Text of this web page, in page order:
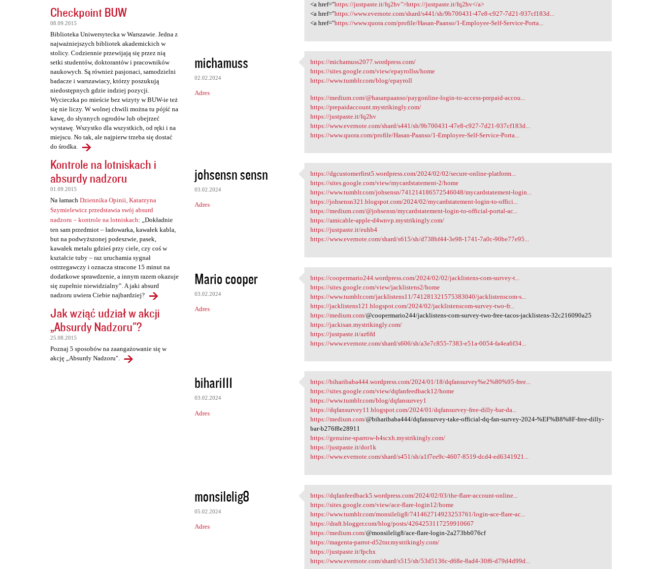
Checkpoint BUW
08.09.2015
Biblioteka Uniwersytecka w Warszawie. Jedna z
najważniejszych bibliotek akademickich w
stolicy. Codziennie przewijają się przez nią
setki studentów, doktorantów i pracowników
naukowych. Są również pasjonaci, samodzielni
badacze i warszawiacy, którzy poszukują
niedostępnych gdzie indziej pozycji.
Wycieczka po mieście bez wizyty w BUW-ie też
się nie liczy. W wolnej chwili można tu pójść na
kawę, do słynnych ogrodów lub obejrzeć
wystawę. Wszystko dla wszystkich, od ręki i na
miejscu. No tak, ale najpierw trzeba się dostać
do środka.
Kontrole na lotniskach i
absurdy nadzoru
01.09.2015
Na łamach Dziennika Opinii, Katarzyna
Szymielewicz przedstawia swój absurd
nadzoru – kontrole na lotniskach: „Dokładnie
ten sam przedmiot – ładowarka, kawałek kabla,
but na podwyższonej podeszwie, pasek,
kawałek metalu gdzieś przy ciele, czy coś w
kształcie tuby – raz uruchamia sygnał
ostrzegawczy i oznacza stracone 15 minut na
dodatkowe sprawdzenie, a innym razem okazuje
się zupełnie niewidzialny”. A jaki absurd
nadzoru uwiera Ciebie najbardziej?
Jak wziąć udział w akcji
„Absurdy Nadzoru"?
25.08.2015
Poznaj 5 sposobów na zaangażowanie się w
akcję „Absurdy Nadzoru".
e
<a href="https://justpaste.it/fq2hv">https://justpaste.it/fq2hv</a>
<a href="https://www.evernote.com/shard/s441/sh/9b700431-47e8-c927-7d21-937cf183d...
<a href="https://www.quora.com/profile/Hasan-Paanso/1-Employee-Self-Service-Porta...
michamuss
02.02.2024
Adres
https://michamuss2077
https://michamuss2077.wordpress.com/
https://sites.google.com/view/epayrollss/home
https://www.tumblr.com/blog/epayroll
https://medium.com/@hasanpaanso/paygonline-login-to-access-prepaid-accou...
https://prepaidaccount.mystrikingly.com/
https://justpaste.it/fq2hv
https://www.evernote.com/shard/s441/sh/9b700431-47e8-c927-7d21-937cf183d...
https://www.quora.com/profile/Hasan-Paanso/1-Employee-Self-Service-Porta...
johsensn sensn
03.02.2024
Adres
https://dgcustomerfirst5
https://dgcustomerfirst5.wordpress.com/2024/02/02/secure-online-platform...
https://sites.google.com/view/mycardstatement-2/home
https://www.tumblr.com/johsensn/741214186572546048/mycardstatement-login...
https://johsensn321.blogspot.com/2024/02/mycardstatement-login-to-offici...
https://medium.com/@johsensn/mycardstatement-login-to-official-portal-ac...
https://amicable-apple-d4wnvp.mystrikingly.com/
https://justpaste.it/euhb4
https://www.evernote.com/shard/s615/sh/d738bf44-3e98-1741-7a0c-90be77e95...
Mario cooper
03.02.2024
Adres
https://coopermario244
https://coopermario244.wordpress.com/2024/02/02/jacklistens-com-survey-t...
https://sites.google.com/view/jacklistens2/home
https://www.tumblr.com/jacklistens11/741281321575383040/jacklistenscom-s...
https://jacklistens121.blogspot.com/2024/02/jacklistenscom-survey-two-fr...
https://medium.com/@coopermario244/jacklistens-com-survey-two-free-tacos-jacklistens-32c216090a25
https://jackisan.mystrikingly.com/
https://justpaste.it/az6fd
https://www.evernote.com/shard/s606/sh/a3e7c855-7383-e51a-0054-fa4ea6f34...
bihari111
03.02.2024
Adres
https://biharibaba444
https://biharibaba444.wordpress.com/2024/01/18/dqfansurvey%e2%80%95-free...
https://sites.google.com/view/dqfanfeedback12/home
https://www.tumblr.com/blog/dqfansurvey1
https://dqfansurvey11.blogspot.com/2024/01/dqfansurvey-free-dilly-bar-da...
https://medium.com/@biharibaba444/dqfansurvey-take-official-dq-fan-survey-2024-%EF%B8%8F-free-dilly-
bar-b276f8e28911
https://genuine-sparrow-h4scxh.mystrikingly.com/
https://justpaste.it/dor1k
https://www.evernote.com/shard/s451/sh/a1f7ee9c-4607-8519-dcd4-ed6341921...
monsilelig8
05.02.2024
Adres
https://dqfanfeedback5
https://dqfanfeedback5.wordpress.com/2024/02/03/the-flare-account-online...
https://sites.google.com/view/ace-flare-login12/home
https://www.tumblr.com/monsilelig8/741462714923253761/login-ace-flare-ac...
https://draft.blogger.com/blog/posts/4264253117259910667
https://medium.com/@monsilelig8/ace-flare-login-2a273bb076cf
https://magenta-parrot-d52tnr.mystrikingly.com/
https://justpaste.it/fpchx
https://www.evernote.com/shard/s515/sh/53d5136c-d68e-8ad4-30f6-d79d4d99d...